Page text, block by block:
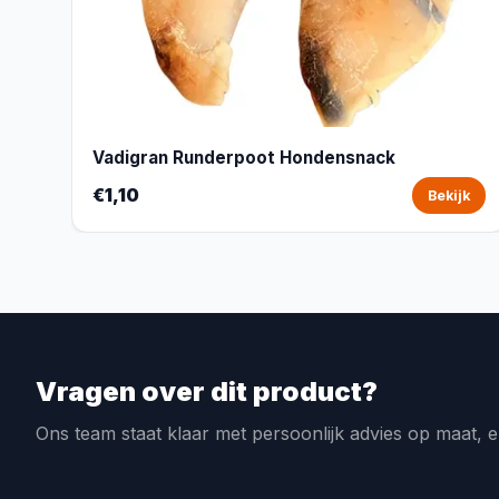
Vadigran Runderpoot Hondensnack
€1,10 Bekijk
Vragen over dit product?
Ons team staat klaar met persoonlijk advies op maat,